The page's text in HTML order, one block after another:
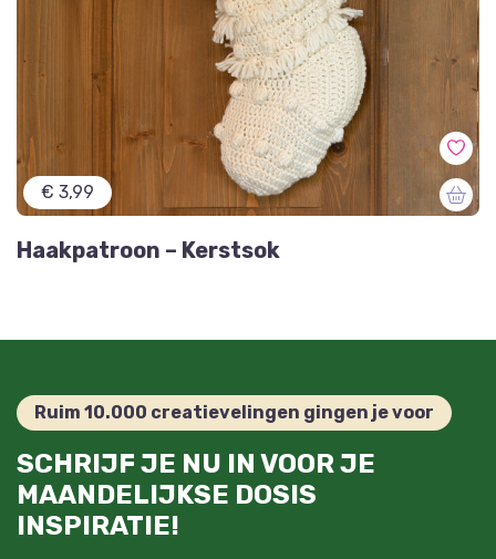
€ 3,99
Haakpatroon – Kerstsok
Ruim 10.000 creatievelingen gingen je voor
SCHRIJF JE NU IN VOOR JE
MAANDELIJKSE DOSIS
INSPIRATIE!